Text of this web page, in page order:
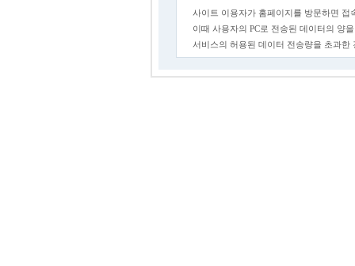
사이트 이용자가 홈페이지를 방문하면 접
이때 사용자의 PC로 전송된 데이터의 양
서비스의 허용된 데이터 전송량을 초과